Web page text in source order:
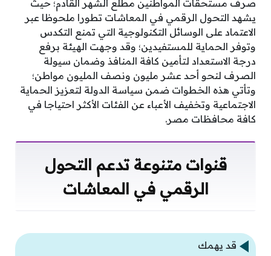
صرف مستحقات المواطنين مطلع الشهر القادم؛ حيث
يشهد التحول الرقمي في المعاشات تطورا ملحوظا عبر
الاعتماد على الوسائل التكنولوجية التي تمنع التكدس
وتوفر الحماية للمستفيدين؛ وقد وجهت الهيئة برفع
درجة الاستعداد لتأمين كافة المنافذ وضمان سيولة
الصرف لنحو أحد عشر مليون ونصف المليون مواطن؛
وتأتي هذه الخطوات ضمن سياسة الدولة لتعزيز الحماية
الاجتماعية وتخفيف الأعباء عن الفئات الأكثر احتياجا في
كافة محافظات مصر.
قنوات متنوعة تدعم التحول
الرقمي في المعاشات
قد يهمك